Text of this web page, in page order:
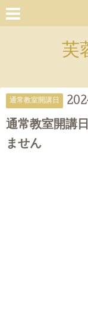
芙
通常教室開講日
通常教室開講
ません